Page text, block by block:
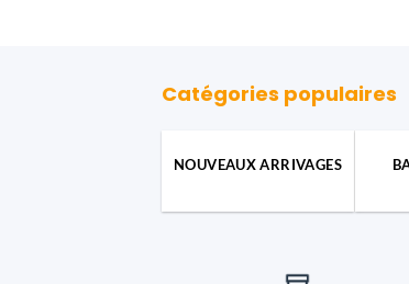
Catégories populaires
NOUVEAUX ARRIVAGES